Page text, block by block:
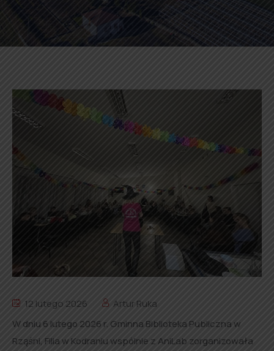
12 lutego 2026
Artur Ruka
W dniu 6 lutego 2026 r. Gminna Biblioteka Publiczna w
Rząśni, Filia w Kodraniu wspólnie z AniLab zorganizowała